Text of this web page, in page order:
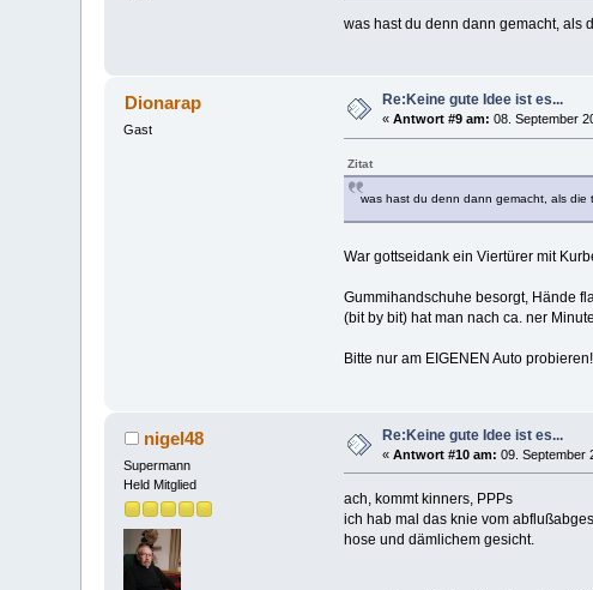
was hast du denn dann gemacht, als
Dionarap
Gast
Re:Keine gute Idee ist es...
«Antwort #9 am: 08. September
Zitat
was hast du denn dann gemacht, als die
War gottseidank ein Viertürer mit
Gummihandschuhe besorgt, Hände
(bit by bit) hat man nach ca. ner
Bitte nur am EIGENEN Auto probieren!
nigel48
Supermann
Held Mitglied
Re:Keine gute Idee ist es...
«Antwort #10 am: 09. September
ach, kommt kinners, PPPs
ich hab mal das knie vom
hose und dämlichem gesicht.